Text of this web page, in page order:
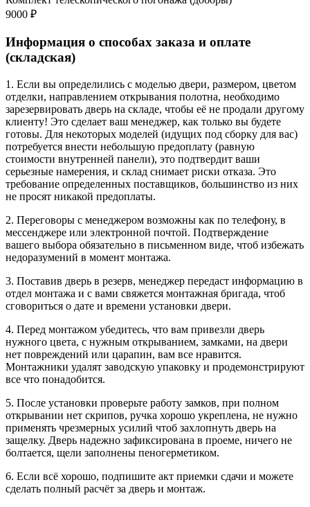
9000 ₽
Информация о способах заказа и оплате
(складская)
1. Если вы определились с моделью двери, размером, цветом
отделки, направлением открывания полотна, необходимо
зарезервировать дверь на складе, чтобы её не продали другому
клиенту! Это сделает ваш менеджер, как только вы будете
готовы. Для некоторых моделей (идущих под сборку для вас)
потребуется внести небольшую предоплату (равную
стоимости внутренней панели), это подтвердит ваши
серьезные намерения, и склад снимает риски отказа. Это
требование определенных поставщиков, большинство из них
не просят никакой предоплаты.
2. Переговоры с менеджером возможны как по телефону, в
мессенджере или электронной почтой. Подтверждение
вашего выбора обязательно в письменном виде, чтоб избежать
недоразумений в момент монтажа.
3. Поставив дверь в резерв, менеджер передаст информацию в
отдел монтажа и с вами свяжется монтажная бригада, чтоб
сговориться о дате и времени установки двери.
4. Перед монтажом убедитесь, что вам привезли дверь
нужного цвета, с нужным открыванием, замками, на двери
нет повреждений или царапин, вам все нравится.
Монтажники удалят заводскую упаковку и продемонстрируют
все что понадобится.
5. После установки проверьте работу замков, при полном
открывании нет скрипов, ручка хорошо укреплена, не нужно
применять чрезмерных усилий чтоб захлопнуть дверь на
защелку. Дверь надежно зафиксирована в проеме, ничего не
болтается, щели заполнены пеногерметиком.
6. Если всё хорошо, подпишите акт приемки сдачи и можете
сделать полный расчёт за дверь и монтаж.